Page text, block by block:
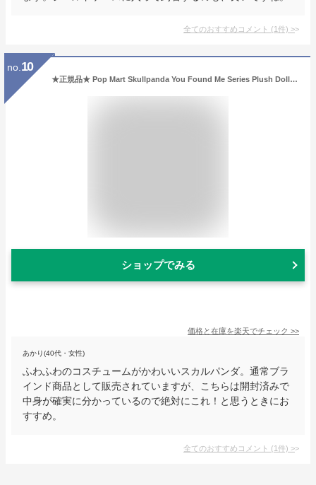
全てのおすすめコメント (1件) >
no. 10
★正規品★ Pop Mart Skullpanda You Found Me Series Plush Doll Pendant Sneaky Chestnut (開封商品) ポップマート スカルパンダ ユーファウンドミーシリーズ ぬいぐるみ ドールペンダント スニーキーチェスナット 開封済み 可愛い コレクション キャラクターグッズ
ショップでみる
価格と在庫を楽天でチェック >>
あかり(40代・女性)
ふわふわのコスチュームがかわいいスカルパンダ。通常ブラ
インド商品として販売されていますが、こちらは開封済みで
中身が確実に分かっているので絶対にこれ！と思うときにお
すすめ。
全てのおすすめコメント (1件) >